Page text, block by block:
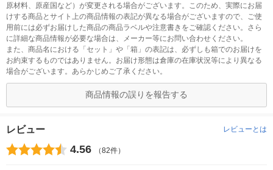
原材料、原産国など）が変更される場合がございます。このため、実際にお届
けする商品とサイト上の商品情報の表記が異なる場合がございますので、ご使
用前には必ずお届けした商品の商品ラベルや注意書きをご確認ください。さら
に詳細な商品情報が必要な場合は、メーカー等にお問い合わせください。
また、商品名における「セット」や「箱」の表記は、必ずしも箱でのお届けを
お約束するものではありません。お届け形態は倉庫の在庫状況等により異なる
場合がございます。あらかじめご了承ください。
商品情報の誤りを報告する
レビュー レビューとは
4.56 （82件）